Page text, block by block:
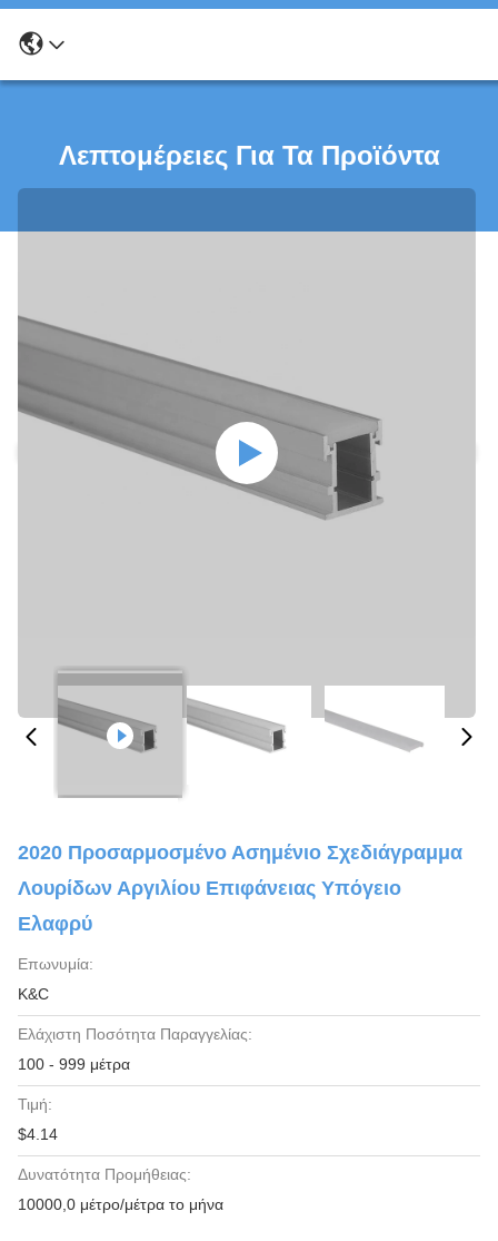
Λεπτομέρειες Για Τα Προϊόντα
2020 Προσαρμοσμένο Ασημένιο Σχεδιάγραμμα
Λουρίδων Αργιλίου Επιφάνειας Υπόγειο
Ελαφρύ
Επωνυμία:
K&C
Ελάχιστη Ποσότητα Παραγγελίας:
100 - 999 μέτρα
Τιμή:
$4.14
Δυνατότητα Προμήθειας:
10000,0 μέτρο/μέτρα το μήνα